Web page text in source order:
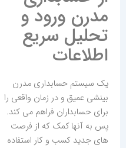
مدرن ورود و
تحلیل سریع
اطلاعات
یک سیستم حسابداری مدرن
بینشی عمیق و در زمان واقعی را
برای حسابداران فراهم می کند.
پس به آنها کمک که از فرصت
های جدید کسب و کار استفاده